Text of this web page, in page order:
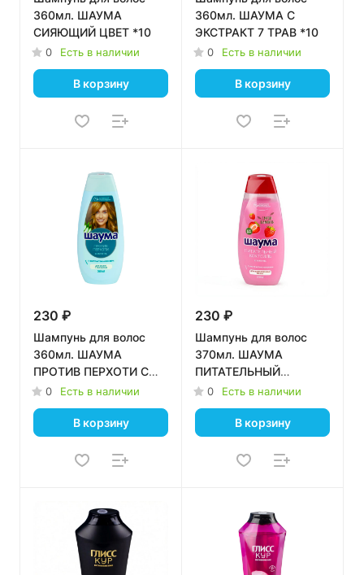
360мл. ШАУМА
СИЯЮЩИЙ ЦВЕТ *10
0 Есть в наличии
В корзину
360мл. ШАУМА С
ЭКСТРАКТ 7 ТРАВ *10
0 Есть в наличии
В корзину
230 ₽
Шампунь для волос
360мл. ШАУМА
ПРОТИВ ПЕРХОТИ С
ЭКСТР АЛОЭ ВЕРА *10
0 Есть в наличии
В корзину
230 ₽
Шампунь для волос
370мл. ШАУМА
ПИТАТЕЛЬНЫЙ
КОКТЕЙЛЬ *10
0 Есть в наличии
В корзину